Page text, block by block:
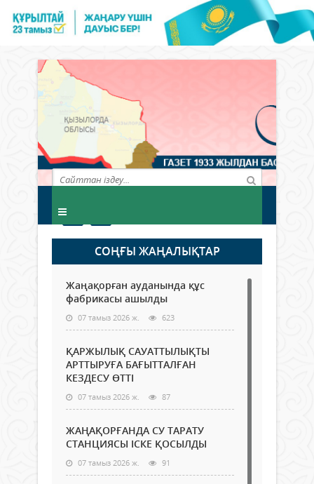
СОҢҒЫ ЖАҢАЛЫҚТАР
Жаңақорған ауданында құс
фабрикасы ашылды
07 тамыз 2026 ж. 623
ҚАРЖЫЛЫҚ САУАТТЫЛЫҚТЫ
АРТТЫРУҒА БАҒЫТТАЛҒАН
КЕЗДЕСУ ӨТТІ
07 тамыз 2026 ж. 87
ЖАҢАҚОРҒАНДА СУ ТАРАТУ
СТАНЦИЯСЫ ІСКЕ ҚОСЫЛДЫ
07 тамыз 2026 ж. 91